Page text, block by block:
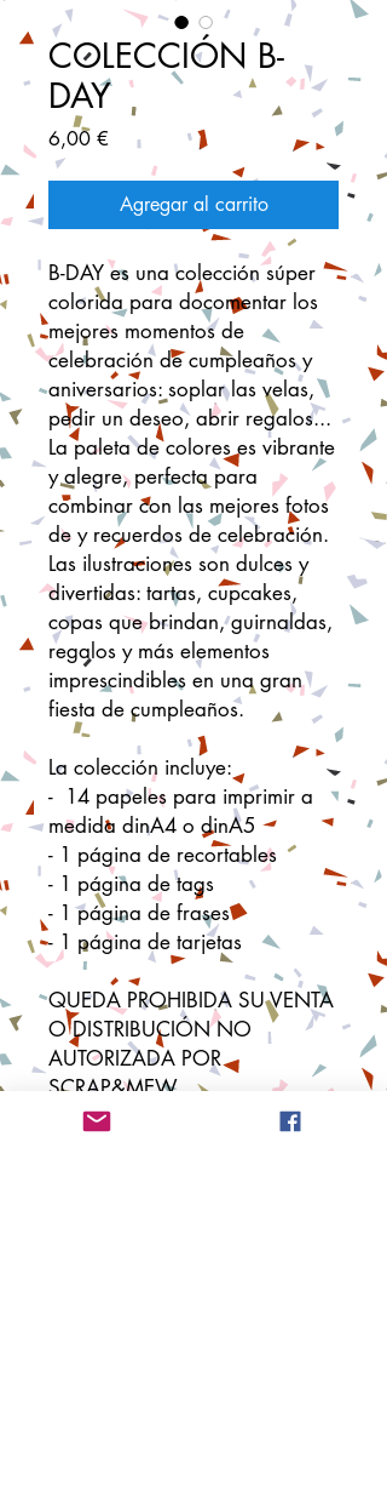
COLECCIÓN B-
DAY
6,00 € Precio
Agregar al carrito
B-DAY es una colección súper
colorida para docomentar los
mejores momentos de
celebración de cumpleaños y
aniversarios: soplar las velas,
pedir un deseo, abrir regalos...
La paleta de colores es vibrante
y alegre, perfecta para
combinar con las mejores fotos
de y recuerdos de celebración.
Las ilustraciones son dulces y
divertidas: tartas, cupcakes,
copas que brindan, guirnaldas,
regalos y más elementos
imprescindibles en una gran
fiesta de cumpleaños.
La colección incluye:
- 14 papeles para imprimir a
medida dinA4 o dinA5
- 1 página de recortables
- 1 página de tags
- 1 página de frases
- 1 página de tarjetas
QUEDA PROHIBIDA SU VENTA
O DISTRIBUCIÓN NO
AUTORIZADA POR
SCRAP&MEW